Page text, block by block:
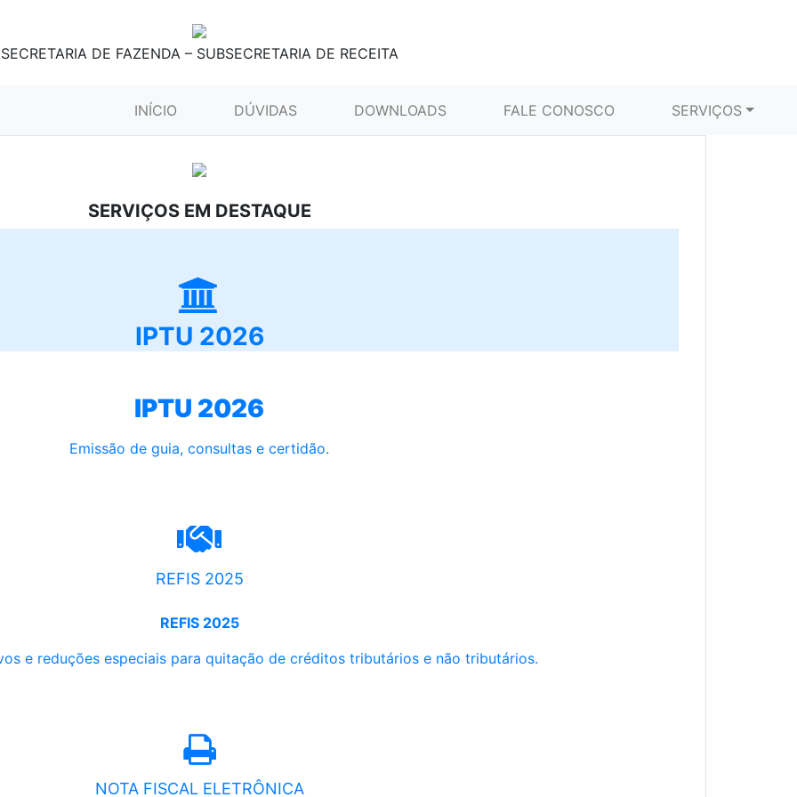
SECRETARIA DE FAZENDA – SUBSECRETARIA DE RECEITA
INÍCIO (CURRENT)DÚVIDAS DOWNLOADS FALE CONOSCO SERVIÇOS
SERVIÇOS EM DESTAQUE
IPTU 2026
IPTU 2026
Emissão de guia, consultas e certidão.
REFIS 2025
REFIS 2025
e reduções especiais para quitação de créditos tributários e não tributários.
NOTA FISCAL ELETRÔNICA